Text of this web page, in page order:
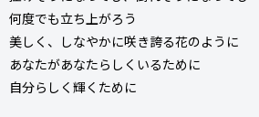
何度でも立ち上がろう
美しく、しなやかに咲き誇る花のように
あなたがあなたらしくいるために
自分らしく輝くために